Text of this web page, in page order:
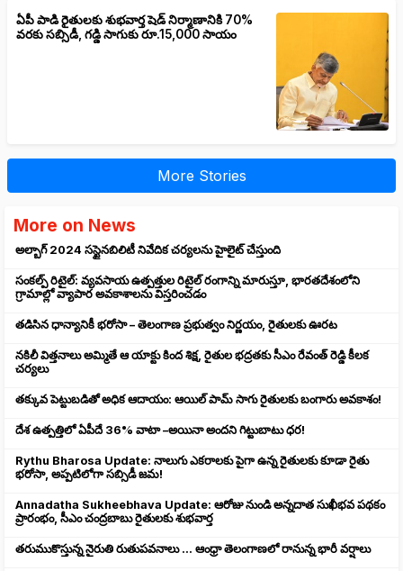
ఏపీ పాడి రైతులకు శుభవార్త షెడ్ నిర్మాణానికి 70%
వరకు సబ్సిడీ, గడ్డి సాగుకు రూ.15,000 సాయం
More Stories
More on News
అల్బాగ్ 2024 సస్టైనబిలిటీ నివేదిక చర్యలను హైలైట్ చేస్తుంది
సంకల్ప్ రిటైల్: వ్యవసాయ ఉత్పత్తుల రిటైల్ రంగాన్ని మారుస్తూ, భారతదేశంలోని
గ్రామాల్లో వ్యాపార అవకాశాలను విస్తరించడం
తడిసిన ధాన్యానికీ భరోసా – తెలంగాణ ప్రభుత్వం నిర్ణయం, రైతులకు ఊరట
నకిలీ విత్తనాలు అమ్మితే ఆ యాక్టు కింద శిక్ష, రైతుల భద్రతకు సీఎం రేవంత్ రెడ్డి కీలక
చర్యలు
తక్కువ పెట్టుబడితో అధిక ఆదాయం: ఆయిల్ పామ్ సాగు రైతులకు బంగారు అవకాశం!
దేశ ఉత్పత్తిలో ఏపీదే 36% వాటా –అయినా అందని గిట్టుబాటు ధర!
Rythu Bharosa Update: నాలుగు ఎకరాలకు పైగా ఉన్న రైతులకు కూడా రైతు
భరోసా, అప్పటిలోగా సబ్సిడీ జమ!
Annadatha Sukheebhava Update: ఆరోజు నుండి అన్నదాత సుఖీభవ పథకం
ప్రారంభం, సీఎం చంద్రబాబు రైతులకు శుభవార్త
తరుముకొస్తున్న నైరుతి రుతుపవనాలు ... ఆంధ్రా తెలంగాణలో రానున్న భారీ వర్షాలు